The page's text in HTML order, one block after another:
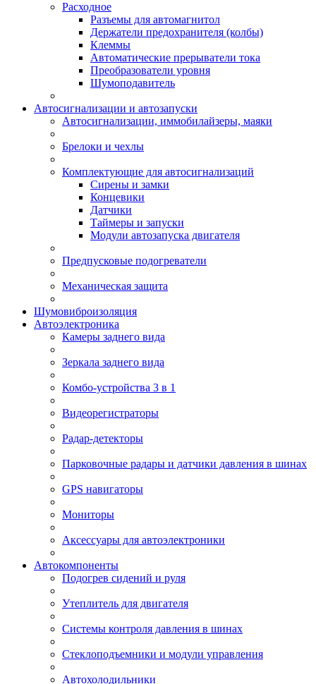
Расходное
Разъемы для автомагнитол
Держатели предохранителя (колбы)
Клеммы
Автоматические прерыватели тока
Преобразователи уровня
Шумоподавитель
Автосигнализации и автозапуски
Автосигнализации, иммобилайзеры, маяки
Брелоки и чехлы
Комплектующие для автосигнализаций
Сирены и замки
Концевики
Датчики
Таймеры и запуски
Модули автозапуска двигателя
Предпусковые подогреватели
Механическая защита
Шумовиброизоляция
Автоэлектроника
Камеры заднего вида
Зеркала заднего вида
Комбо-устройства 3 в 1
Видеорегистраторы
Радар-детекторы
Парковочные радары и датчики давления в шинах
GPS навигаторы
Мониторы
Аксессуары для автоэлектроники
Автокомпоненты
Подогрев сидений и руля
Утеплитель для двигателя
Системы контроля давления в шинах
Стеклоподъемники и модули управления
Автохолодильники